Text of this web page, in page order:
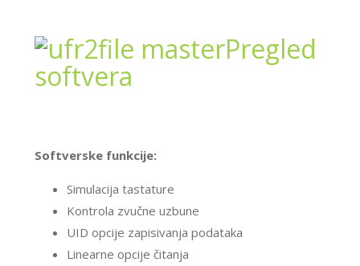
Pregled
softvera
Softverske funkcije:
Simulacija tastature
Kontrola zvučne uzbune
UID opcije zapisivanja podataka
Linearne opcije čitanja